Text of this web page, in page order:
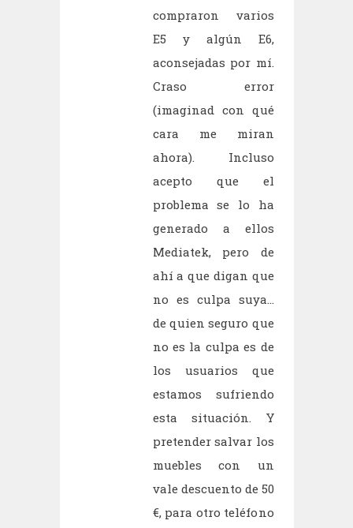
compraron varios
E5 y algún E6,
aconsejadas por mí.
Craso error
(imaginad con qué
cara me miran
ahora). Incluso
acepto que el
problema se lo ha
generado a ellos
Mediatek, pero de
ahí a que digan que
no es culpa suya...
de quien seguro que
no es la culpa es de
los usuarios que
estamos sufriendo
esta situación. Y
pretender salvar los
muebles con un
vale descuento de 50
€, para otro teléfono